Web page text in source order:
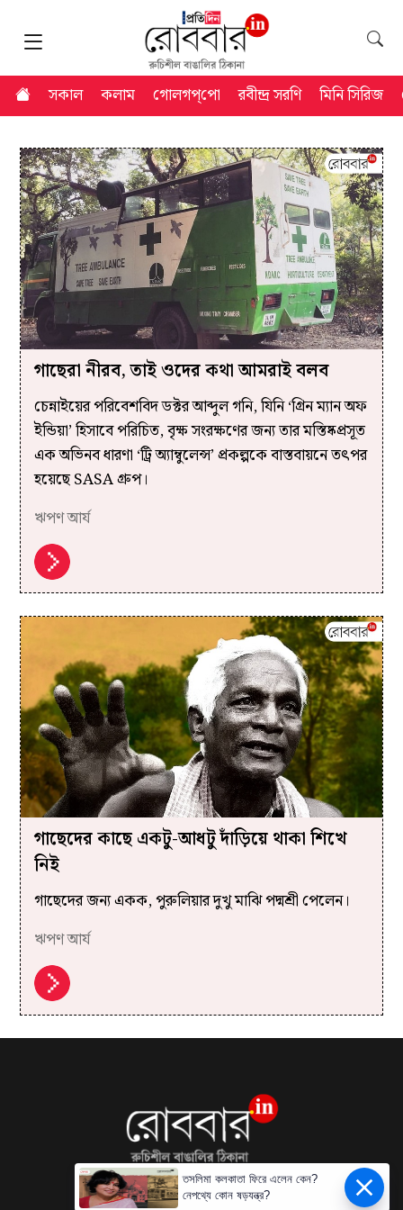
সকাল কলাম গোলগপ্‌পো রবীন্দ্র সরণি মিনি সিরিজ
গাছেরা নীরব, তাই ওদের কথা আমরাই বলব
চেন্নাইয়ের পরিবেশবিদ ডক্টর আব্দুল গনি, যিনি ‘গ্রিন ম্যান অফ
ইন্ডিয়া’ হিসাবে পরিচিত, বৃক্ষ সংরক্ষণের জন্য তার মস্তিষ্কপ্রসূত
এক অভিনব ধারণা ‘ট্রি অ্যাম্বুলেন্স’ প্রকল্পকে বাস্তবায়নে তৎপর
হয়েছে SASA গ্রুপ।
ঋপণ আর্য
গাছেদের কাছে একটু-আধটু দাঁড়িয়ে থাকা শিখে
নিই
গাছেদের জন্য একক, পুরুলিয়ার দুখু মাঝি পদ্মশ্রী পেলেন।
ঋপণ আর্য
তসলিমা কলকাতা ফিরে এলেন কেন?
নেপথ্যে কোন ষড়যন্ত্র?